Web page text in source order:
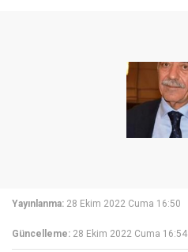
Yayınlanma: 28 Ekim 2022 Cuma 16:50
Güncelleme: 28 Ekim 2022 Cuma 16:54